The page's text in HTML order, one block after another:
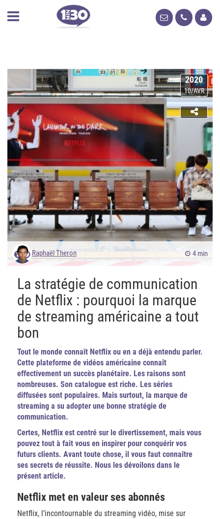
2020
10/AVR
Raphaël Theron 4 min
La stratégie de communication
de Netflix : pourquoi la marque
de streaming américaine a tout
bon
Tout le monde connaît Netflix ou en a déjà entendu parler.
Cette plateforme de vidéos américaine connaît
effectivement un succès planétaire. Les raisons sont
nombreuses. Son catalogue est riche. Les séries
diffusées sont populaires. Mais surtout, la marque de
streaming a su adopter une bonne stratégie de
communication.
Certes, Netflix est centré sur le divertissement, mais vous
pouvez tout à fait vous en inspirer pour conquérir vos
futurs clients. Avant toute chose, il vous faut connaître
ses secrets de réussite. Nous les dévoilons dans le
présent article.
Netflix met en valeur ses abonnés
Netflix, l’incontournable du streaming vidéo, mise sur